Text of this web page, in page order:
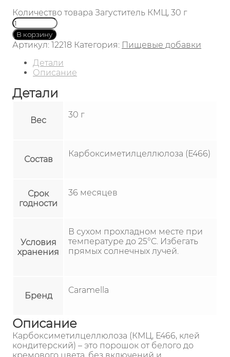
Количество товара Загуститель КМЦ, 30 г
В корзину
Артикул: 12218 Категория: Пищевые добавки
Детали
Описание
Детали
Вес
30 г
Состав
Карбоксиметилцеллюлоза (Е466)
Срок
годности
36 месяцев
Условия
хранения
В сухом прохладном месте при
температуре до 25°C. Избегать
прямых солнечных лучей.
Бренд
Caramella
Описание
Карбоксиметилцеллюлоза (КМЦ, Е466, клей
кондитерский) – это порошок от белого до